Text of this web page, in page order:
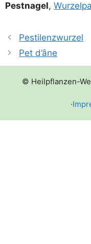
Pest­na­gel,
Pestilenzwurzel
Pet d’âne
© Heilpflanzen-
·